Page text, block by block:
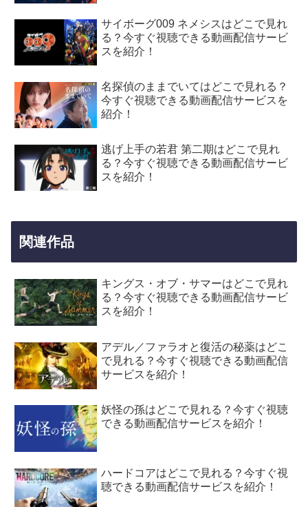
サイボーグ009 ネメシスはどこで見れ
る？今すぐ視聴できる動画配信サービ
スを紹介！
名探偵のままでいてはどこで見れる？
今すぐ視聴できる動画配信サービスを
紹介！
逃げ上手の若君 第二期はどこで見れ
る？今すぐ視聴できる動画配信サービ
スを紹介！
関連作品
キングス・オブ・サマーはどこで見れ
る？今すぐ視聴できる動画配信サービ
スを紹介！
アデル／ファラオと復活の秘薬はどこ
で見れる？今すぐ視聴できる動画配信
サービスを紹介！
妖怪の孫はどこで見れる？今すぐ視聴
できる動画配信サービスを紹介！
ハードコアはどこで見れる？今すぐ視
聴できる動画配信サービスを紹介！